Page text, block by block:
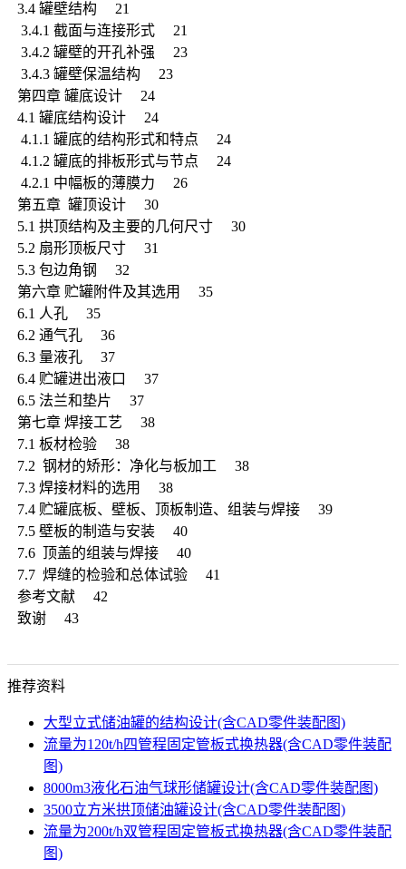
3.4 罐壁结构 21
3.4.1 截面与连接形式 21
3.4.2 罐壁的开孔补强 23
3.4.3 罐壁保温结构 23
第四章 罐底设计 24
4.1 罐底结构设计 24
4.1.1 罐底的结构形式和特点 24
4.1.2 罐底的排板形式与节点 24
4.2.1 中幅板的薄膜力 26
第五章 罐顶设计 30
5.1 拱顶结构及主要的几何尺寸 30
5.2 扇形顶板尺寸 31
5.3 包边角钢 32
第六章 贮罐附件及其选用 35
6.1 人孔 35
6.2 通气孔 36
6.3 量液孔 37
6.4 贮罐进出液口 37
6.5 法兰和垫片 37
第七章 焊接工艺 38
7.1 板材检验 38
7.2 钢材的矫形：净化与板加工 38
7.3 焊接材料的选用 38
7.4 贮罐底板、壁板、顶板制造、组装与焊接 39
7.5 壁板的制造与安装 40
7.6 顶盖的组装与焊接 40
7.7 焊缝的检验和总体试验 41
参考文献 42
致谢 43
推荐资料
大型立式储油罐的结构设计(含CAD零件装配图)
流量为120t/h四管程固定管板式换热器(含CAD零件装配
图)
8000m3液化石油气球形储罐设计(含CAD零件装配图)
3500立方米拱顶储油罐设计(含CAD零件装配图)
流量为200t/h双管程固定管板式换热器(含CAD零件装配
图)